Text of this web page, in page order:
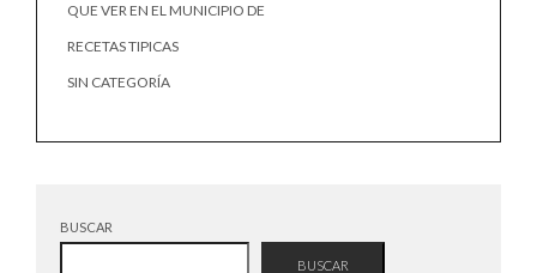
QUE VER EN EL MUNICIPIO DE
RECETAS TIPICAS
SIN CATEGORÍA
BUSCAR
BUSCAR